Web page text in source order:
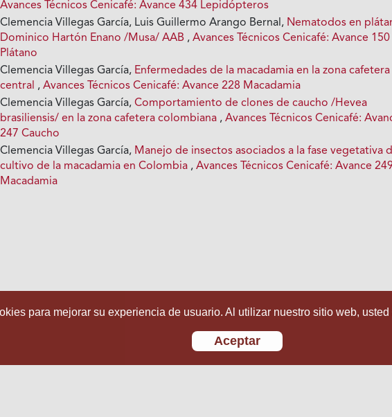
Avances Técnicos Cenicafé: Avance 434 Lepidópteros
Clemencia Villegas García, Luis Guillermo Arango Bernal, Nematodos en
Dominico Hartón Enano /Musa/ AAB ,Avances Técnicos Cenicafé: Avance 150
Plátano
Clemencia Villegas García, Enfermedades de la macadamia en la zona cafetera
central ,Avances Técnicos Cenicafé: Avance 228 Macadamia
Clemencia Villegas García,Comportamiento de clones de caucho /Hevea
brasiliensis/ en la zona cafetera colombiana ,Avances Técnicos Cenicafé:
247 Caucho
Clemencia Villegas García, Manejo de insectos asociados a la fase vegetativa
cultivo de la macadamia en Colombia ,Avances Técnicos Cenicafé: Avance
Macadamia
para mejorar su experiencia de usuario. Al utilizar nuestro sitio web,
Aceptar